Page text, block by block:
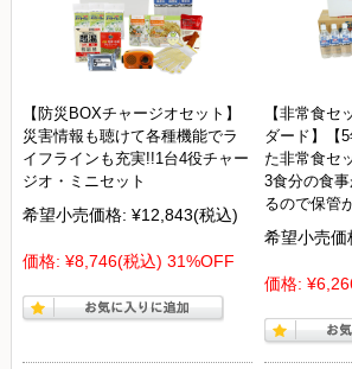
【防災BOXチャージオセット】
災害情報も聴けて各種機能でラ
イフラインも充実!!1台4役チャー
ジオ・ミニセット
希望小売価格: ¥12,843(税込)
価格: ¥8,746(税込) 31%OFF
【非常食セ
ダード】【
た非常食セ
3食分の食
るので保管
希望小売価
価格: